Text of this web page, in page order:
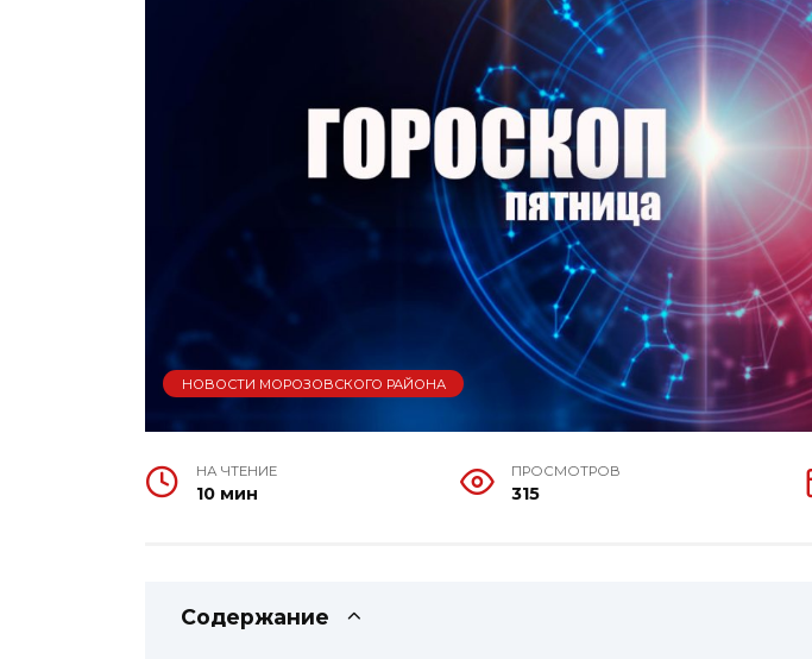
НОВОСТИ МОРОЗОВСКОГО РАЙОНА
НА ЧТЕНИЕ
10 мин
ПРОСМОТРОВ
315
Содержание